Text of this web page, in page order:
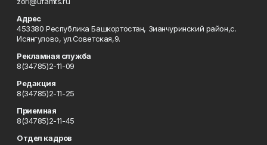
Адрес
453380 Республика Башкортостан, Зианчуринский район,с.
Исянгулово, ул.Советская,9.
Рекламная служба
8(34785)2-11-09
Редакция
8(34785)2-11-25
Приемная
8(34785)2-11-45
Отдел кадров